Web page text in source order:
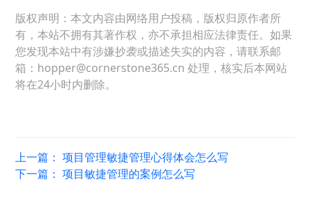
版权声明：本文内容由网络用户投稿，版权归原作者所
有，本站不拥有其著作权，亦不承担相应法律责任。如果
您发现本站中有涉嫌抄袭或描述失实的内容，请联系邮
箱：hopper@cornerstone365.cn 处理，核实后本网站
将在24小时内删除。
上一篇：项目管理敏捷管理心得体会怎么写
下一篇：项目敏捷管理的案例怎么写